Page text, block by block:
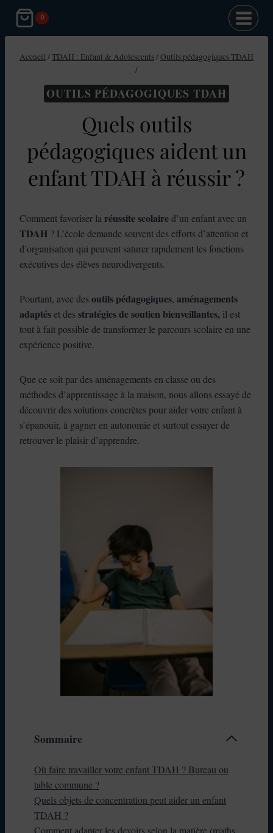
Aller
contenu
0
Accueil /TDAH : Enfant & Adolescents/Outils pédagogiques TDAH
/
OUTILS PÉDAGOGIQUES TDAH
Quels outils
pédagogiques aident un
enfant TDAH à réussir ?
Comment favoriser la réussite scolaired’un enfant avec un
TDAH ? L’école demande souvent des efforts d’attention et
d’organisation qui peuvent saturer rapidement les fonctions
exécutives des élèves neurodivergents.
Pourtant, avec desoutils pédagogiques, aménagements
adaptéset desstratégies de soutien bienveillantes, il est
tout à fait possible de transformer le parcours scolaire en une
expérience positive.
Que ce soit par des aménagements en classe ou des
méthodes d’apprentissage à la maison, nous allons essayé de
découvrir des solutions concrètes pour aider votre enfant à
s’épanouir, à gagner en autonomie et surtout essayer de
retrouver le plaisir d’apprendre.
Sommaire
Où faire travailler votre enfant TDAH ? Bureau ou
table commune ?
Quels objets de concentration peut aider un enfant
TDAH ?
Comment adapter les devoirs selon la matière (maths,